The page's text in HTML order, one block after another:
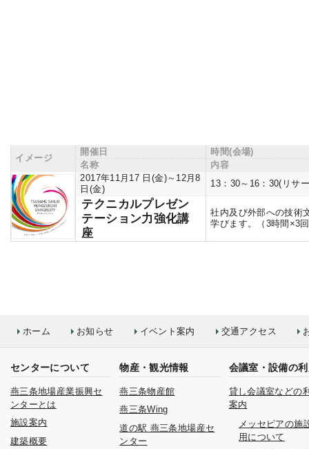
イメージ
開催日
時間(会場)
名称
内容
2017年11月17 日(金)～12月8
日(金)
13：30～16：30(リサ
テクニカルプレゼン
テーション力強化講
座
社内及び外部への技術
学びます。（3時間×3
ホーム お知らせ イベント案内 交通アクセス
センターについて
燕三条地場産業振興セ
ンターとは
施設案内
建築概要
物産・観光情報
燕三条物産館
燕三条Wing
道の駅 燕三条地場産セ
ンター
会議室・設備の
貸し会議室などの
案内
メッセピアの施
用について